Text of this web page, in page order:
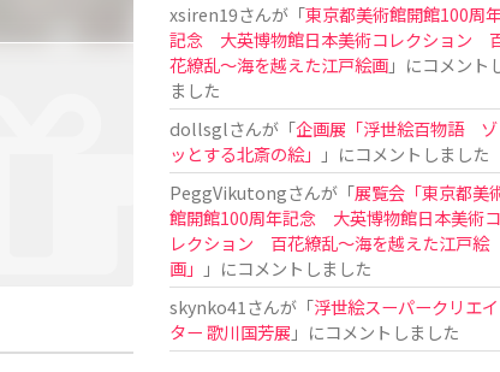
xsiren19さんが「東京都美術館開館100周
記念 大英博物館日本美術コレクション
花繚乱～海を越えた江戸絵画」にコメント
ました
dollsglさんが「企画展「浮世絵百物語 ゾ
ッとする北斎の絵」
」にコメントしました
PeggVikutongさんが「展覧会「東京都美
館開館100周年記念 大英博物館日本美術コ
レクション 百花繚乱〜海を越えた江戸絵
画」
」にコメントしました
skynko41 さんが「浮世絵スーパークリエイ
ター 歌川国芳展 」にコメントしました